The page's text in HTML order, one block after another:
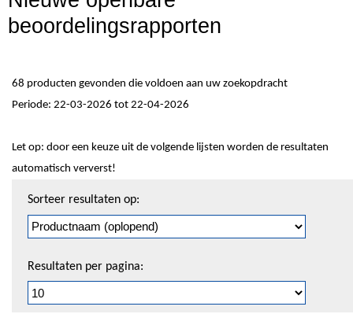
beoordelingsrapporten
68 producten gevonden die voldoen aan uw zoekopdracht
Periode: 22-03-2026 tot 22-04-2026
Let op: door een keuze uit de volgende lijsten worden de resultaten
automatisch ververst!
pagineren
Sorteer resultaten op:
Resultaten per pagina: